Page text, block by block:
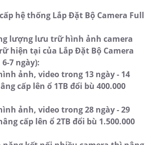
hệ thống Lắp Đặt Bộ Camera Full
lượng lưu trữ hình ảnh camera
hiện tại của Lắp Đặt Bộ Camera
7 ngày):
ảnh, video trong 13 ngày - 14
cấp lên ổ 1TB đổi bù 400.000
ảnh, video trong 28 ngày - 29
cấp lên ổ 2TB đổi bù 1.500.000